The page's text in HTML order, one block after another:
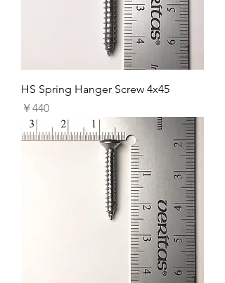
HS Spring Hanger Screw 4x45
価格
￥440